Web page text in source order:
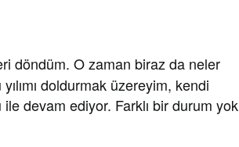
döndüm. O zaman biraz da neler
doldurmak üzereyim, kendi
devam ediyor. Farklı bir durum yok